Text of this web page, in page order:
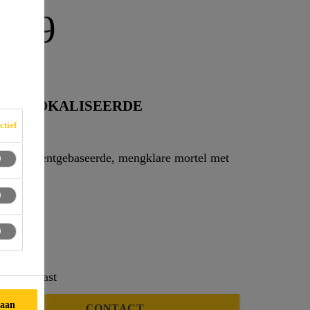
GELOKALISEERDE
cementgebaseerde, mengklare mortel met
een kwast